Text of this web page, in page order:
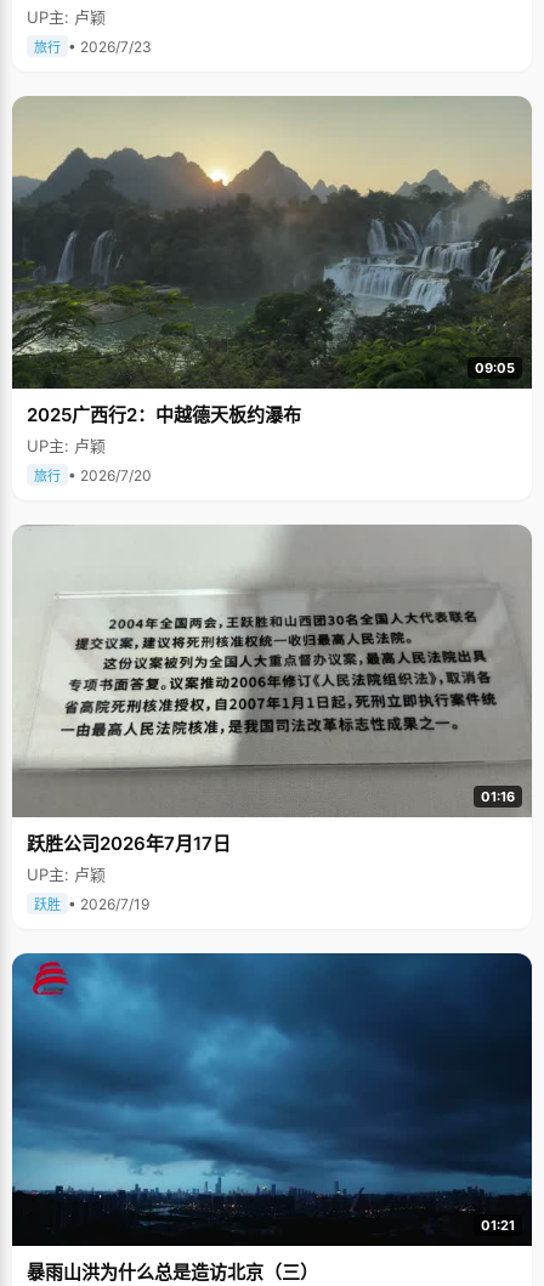
UP主: 卢颖
旅行 • 2026/7/23
09:05
2025广西行2：中越德天板约瀑布
UP主: 卢颖
旅行 • 2026/7/20
01:16
跃胜公司2026年7月17日
UP主: 卢颖
跃胜 • 2026/7/19
01:21
暴雨山洪为什么总是造访北京（三）